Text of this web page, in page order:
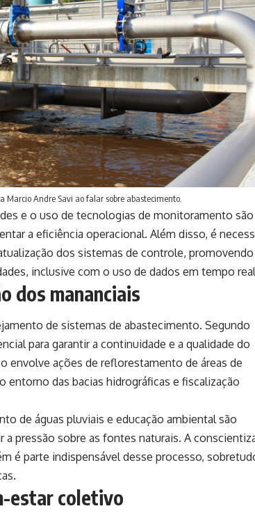
Andre Savi ao falar sobre abastecimento.
e o uso de tecnologias de monitoramento são
a eficiência operacional. Além disso, é
dos sistemas de controle, promovendo
inclusive com o uso de dados em tempo
dos mananciais
de sistemas de abastecimento. Segundo
para garantir a continuidade e a qualidade do
envolve ações de reflorestamento de áreas de
das bacias hidrográficas e fiscalização
de águas pluviais e educação ambiental são
pressão sobre as fontes naturais. A
é parte indispensável desse processo,
estar coletivo